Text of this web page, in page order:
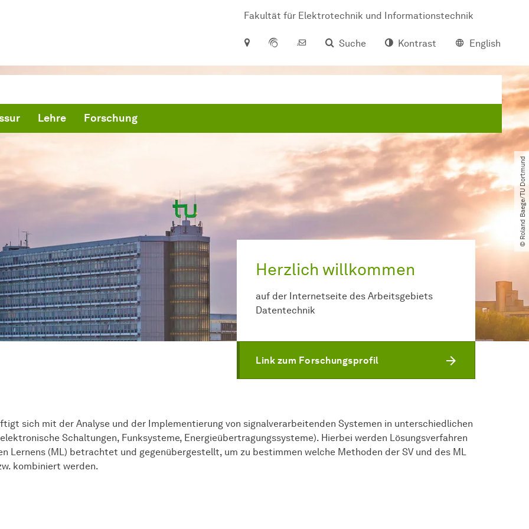
Fakultät für Elektrotechnik und Informationstechnik
Suche
Kontrast English
Lehre Forschung
© Roland Baege​/​TU Dortmund
Herzlich willkommen
auf der Internetseite des Arbeitsgebiets
Datentechnik
Link zum Forschungsprofil
sich mit der Analyse und der Implementierung von signalverarbeitenden Systemen in unterschiedlichen
Schaltungen, Funksysteme, Energieübertragungssysteme). Hierbei werden Lösungsverfahren
Lernens (ML) betrachtet und gegenübergestellt, um zu bestimmen welche Methoden der SV und des ML
kombiniert werden.